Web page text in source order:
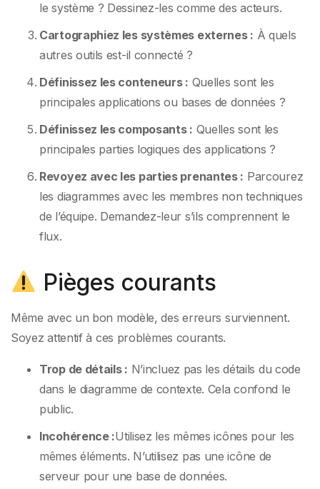
le système ? Dessinez-les comme des acteurs.
Cartographiez les systèmes externes : À quels
autres outils est-il connecté ?
Définissez les conteneurs : Quelles sont les
principales applications ou bases de données ?
Définissez les composants : Quelles sont les
principales parties logiques des applications ?
Revoyez avec les parties prenantes : Parcourez
les diagrammes avec les membres non techniques
de l’équipe. Demandez-leur s’ils comprennent le
flux.
Pièges courants
Même avec un bon modèle, des erreurs surviennent.
Soyez attentif à ces problèmes courants.
Trop de détails : N’incluez pas les détails du code
dans le diagramme de contexte. Cela confond le
public.
Incohérence :Utilisez les mêmes icônes pour les
mêmes éléments. N’utilisez pas une icône de
serveur pour une base de données.